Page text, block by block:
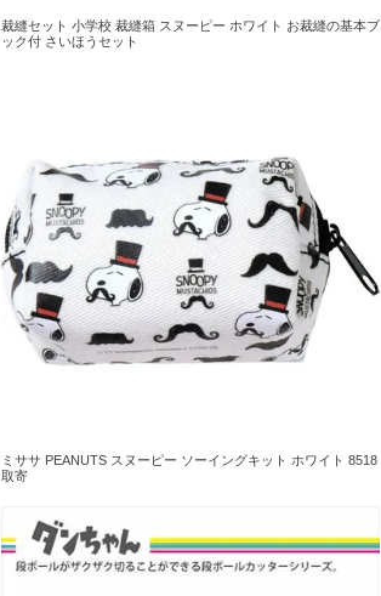
裁縫セット 小学校 裁縫箱 スヌーピー ホワイト お裁縫の基本ブ
ック付 さいほうセット
ミササ PEANUTS スヌーピー ソーイングキット ホワイト 8518
取寄